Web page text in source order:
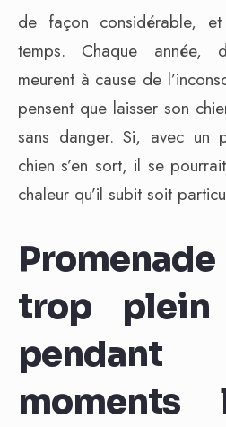
de façon considérable,
temps. Chaque année,
meurent à cause de
pensent que laisser son
sans danger. Si, avec un
chien s’en sort, il se
chaleur qu’il subit soit
trop plein
moments